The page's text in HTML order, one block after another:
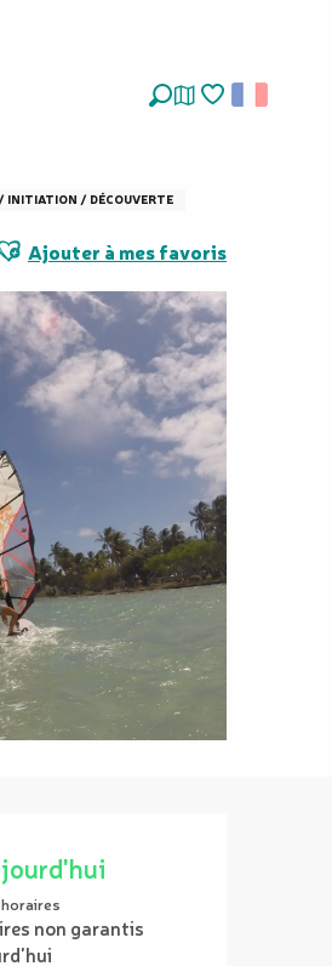
INITIATION / DÉCOUVERTE
aux favoris
Ajouter à mes favoris
non garantis